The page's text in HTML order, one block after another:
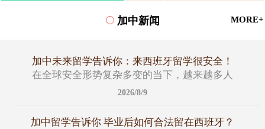
加中新闻 MORE+
加中未来留学告诉你：来西班牙留学很安全！
在全球安全形势复杂多变的当下，越来越多人
2026/8/9
加中留学告诉你 毕业后如何合法留在西班牙？